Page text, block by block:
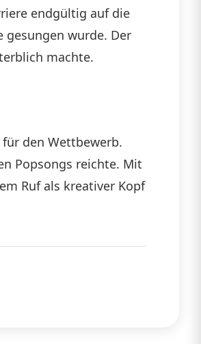
endgültig auf die
gesungen wurde. Der
machte.
den Wettbewerb.
Popsongs reichte. Mit
Ruf als kreativer Kopf